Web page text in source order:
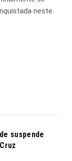
neste
suspende